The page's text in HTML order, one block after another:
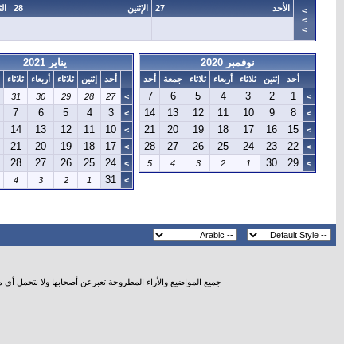
>
>
>
27 الأحد 28 الإثنين
نوفمبر 2020
أحد إثنين ثلاثاء أربعاء ثلاثاء جمعة
أحد
>
1
2
3
4
5
6
7
>
8
9
10
11
12
13
14
>
15
16
17
18
19
20
21
>
22
23
24
25
26
27
28
>
29
30
1
2
3
4
5
يناير 2021
أحد إثنين ثلاثاء أربعاء ثلاثاء
>
27
28
29
30
31
>
3
4
5
6
7
>
10
11
12
13
14
>
17
18
19
20
21
>
24
25
26
27
28
>
31
1
2
3
4
جميع المواضيع والأراء المطروحة تعبرعن أصحابها ولا نتحمل